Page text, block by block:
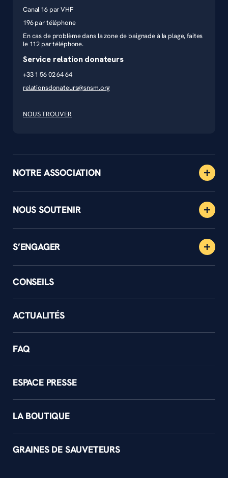
Canal 16 par VHF
196 par téléphone
En cas de problème dans la zone de baignade à la plage, faites
le 112 par téléphone.
Service relation donateurs
+33 1 56 02 64 64
relationsdonateurs@snsm.org
NOUS TROUVER
NOTRE ASSOCIATION
NOUS SOUTENIR
S’ENGAGER
CONSEILS
ACTUALITÉS
FAQ
ESPACE PRESSE
LA BOUTIQUE
GRAINES DE SAUVETEURS